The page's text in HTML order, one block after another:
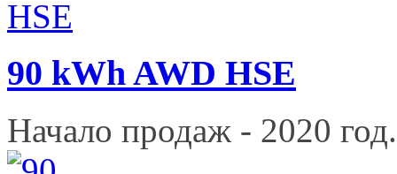
90 kWh AWD HSE
Начало продаж - 2020